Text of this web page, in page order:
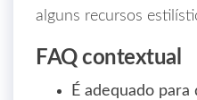
alguns recursos
FAQ contextual
É adequado para